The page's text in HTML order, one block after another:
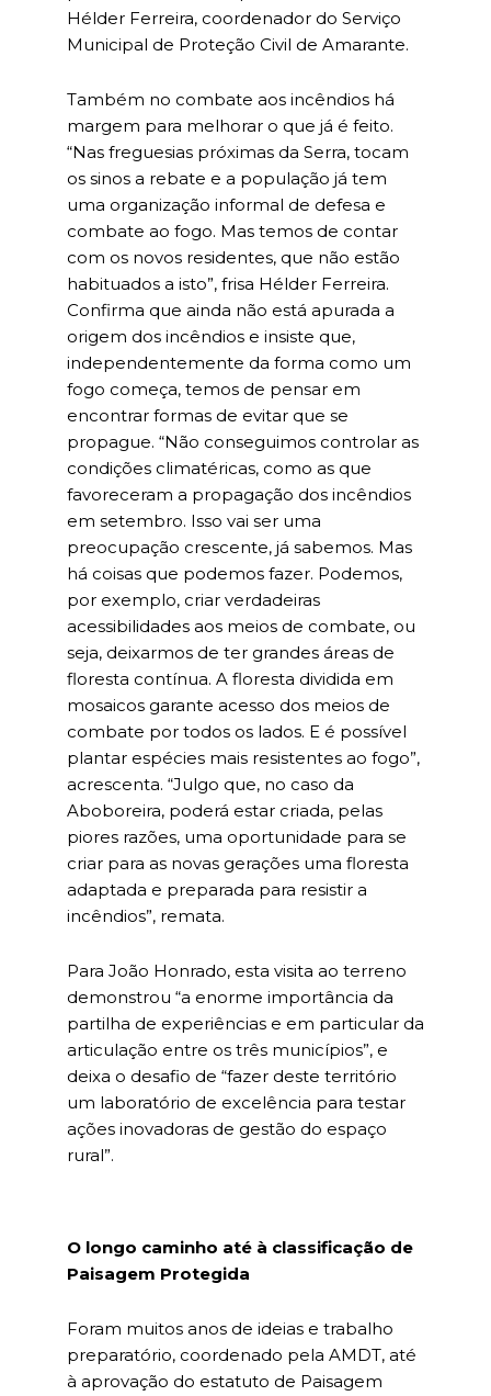
Hélder Ferreira, coordenador do Serviço
Municipal de Proteção Civil de Amarante.
Também no combate aos incêndios há
margem para melhorar o que já é feito.
“Nas freguesias próximas da Serra, tocam
os sinos a rebate e a população já tem
uma organização informal de defesa e
combate ao fogo. Mas temos de contar
com os novos residentes, que não estão
habituados a isto”, frisa Hélder Ferreira.
Confirma que ainda não está apurada a
origem dos incêndios e insiste que,
independentemente da forma como um
fogo começa, temos de pensar em
encontrar formas de evitar que se
propague. “Não conseguimos controlar as
condições climatéricas, como as que
favoreceram a propagação dos incêndios
em setembro. Isso vai ser uma
preocupação crescente, já sabemos. Mas
há coisas que podemos fazer. Podemos,
por exemplo, criar verdadeiras
acessibilidades aos meios de combate, ou
seja, deixarmos de ter grandes áreas de
floresta contínua. A floresta dividida em
mosaicos garante acesso dos meios de
combate por todos os lados. E é possível
plantar espécies mais resistentes ao fogo”,
acrescenta. “Julgo que, no caso da
Aboboreira, poderá estar criada, pelas
piores razões, uma oportunidade para se
criar para as novas gerações uma floresta
adaptada e preparada para resistir a
incêndios”, remata.
Para João Honrado, esta visita ao terreno
demonstrou “a enorme importância da
partilha de experiências e em particular da
articulação entre os três municípios”, e
deixa o desafio de “fazer deste território
um laboratório de excelência para testar
ações inovadoras de gestão do espaço
rural”.
O longo caminho até à classificação de
Paisagem Protegida
Foram muitos anos de ideias e trabalho
preparatório, coordenado pela AMDT, até
à aprovação do estatuto de Paisagem